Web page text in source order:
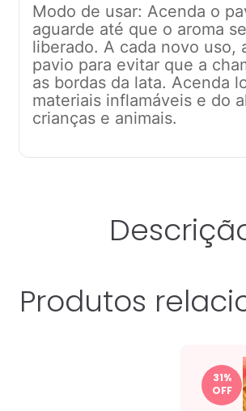
Modo de usar: Acenda o
aguarde até que o aroma
liberado. A cada novo uso,
pavio para evitar que a
as bordas da lata. Acenda
materiais inflamáveis e do
crianças e animais.
Produtos
31%
OFF